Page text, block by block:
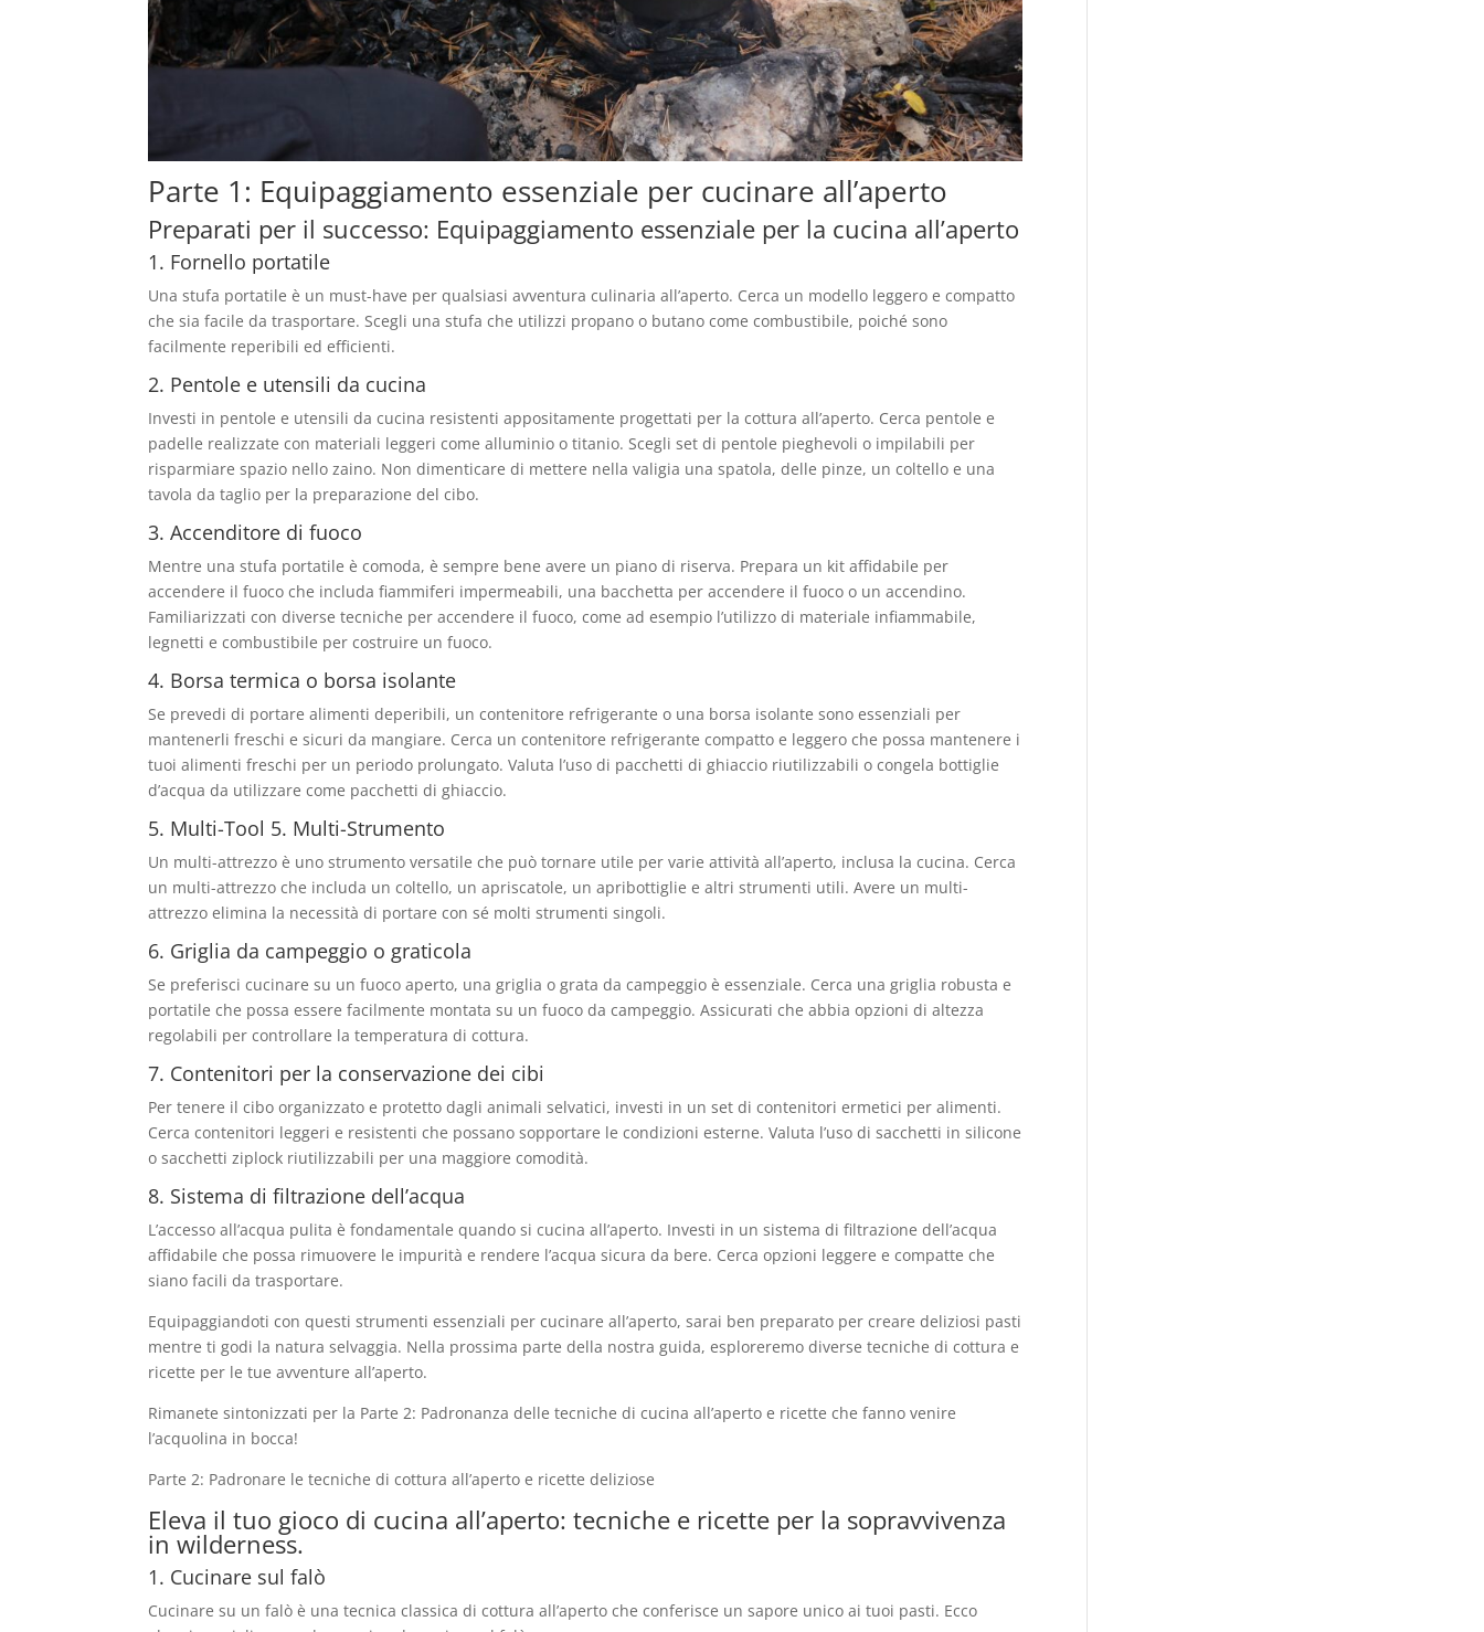
Parte 1: Equipaggiamento essenziale per cucinare all’aperto
Preparati per il successo: Equipaggiamento essenziale per la cucina all’aperto
1. Fornello portatile
Una stufa portatile è un must-have per qualsiasi avventura culinaria all’aperto. Cerca un modello leggero e compatto
che sia facile da trasportare. Scegli una stufa che utilizzi propano o butano come combustibile, poiché sono
facilmente reperibili ed efficienti.
2. Pentole e utensili da cucina
Investi in pentole e utensili da cucina resistenti appositamente progettati per la cottura all’aperto. Cerca pentole e
padelle realizzate con materiali leggeri come alluminio o titanio. Scegli set di pentole pieghevoli o impilabili per
risparmiare spazio nello zaino. Non dimenticare di mettere nella valigia una spatola, delle pinze, un coltello e una
tavola da taglio per la preparazione del cibo.
3. Accenditore di fuoco
Mentre una stufa portatile è comoda, è sempre bene avere un piano di riserva. Prepara un kit affidabile per
accendere il fuoco che includa fiammiferi impermeabili, una bacchetta per accendere il fuoco o un accendino.
Familiarizzati con diverse tecniche per accendere il fuoco, come ad esempio l’utilizzo di materiale infiammabile,
legnetti e combustibile per costruire un fuoco.
4. Borsa termica o borsa isolante
Se prevedi di portare alimenti deperibili, un contenitore refrigerante o una borsa isolante sono essenziali per
mantenerli freschi e sicuri da mangiare. Cerca un contenitore refrigerante compatto e leggero che possa mantenere i
tuoi alimenti freschi per un periodo prolungato. Valuta l’uso di pacchetti di ghiaccio riutilizzabili o congela bottiglie
d’acqua da utilizzare come pacchetti di ghiaccio.
5. Multi-Tool 5. Multi-Strumento
Un multi-attrezzo è uno strumento versatile che può tornare utile per varie attività all’aperto, inclusa la cucina. Cerca
un multi-attrezzo che includa un coltello, un apriscatole, un apribottiglie e altri strumenti utili. Avere un multi-
attrezzo elimina la necessità di portare con sé molti strumenti singoli.
6. Griglia da campeggio o graticola
Se preferisci cucinare su un fuoco aperto, una griglia o grata da campeggio è essenziale. Cerca una griglia robusta e
portatile che possa essere facilmente montata su un fuoco da campeggio. Assicurati che abbia opzioni di altezza
regolabili per controllare la temperatura di cottura.
7. Contenitori per la conservazione dei cibi
Per tenere il cibo organizzato e protetto dagli animali selvatici, investi in un set di contenitori ermetici per alimenti.
Cerca contenitori leggeri e resistenti che possano sopportare le condizioni esterne. Valuta l’uso di sacchetti in silicone
o sacchetti ziplock riutilizzabili per una maggiore comodità.
8. Sistema di filtrazione dell’acqua
L’accesso all’acqua pulita è fondamentale quando si cucina all’aperto. Investi in un sistema di filtrazione dell’acqua
affidabile che possa rimuovere le impurità e rendere l’acqua sicura da bere. Cerca opzioni leggere e compatte che
siano facili da trasportare.
Equipaggiandoti con questi strumenti essenziali per cucinare all’aperto, sarai ben preparato per creare deliziosi pasti
mentre ti godi la natura selvaggia. Nella prossima parte della nostra guida, esploreremo diverse tecniche di cottura e
ricette per le tue avventure all’aperto.
Rimanete sintonizzati per la Parte 2: Padronanza delle tecniche di cucina all’aperto e ricette che fanno venire
l’acquolina in bocca!
Parte 2: Padronare le tecniche di cottura all’aperto e ricette deliziose
Eleva il tuo gioco di cucina all’aperto: tecniche e ricette per la sopravvivenza
in wilderness.
1. Cucinare sul falò
Cucinare su un falò è una tecnica classica di cottura all’aperto che conferisce un sapore unico ai tuoi pasti. Ecco